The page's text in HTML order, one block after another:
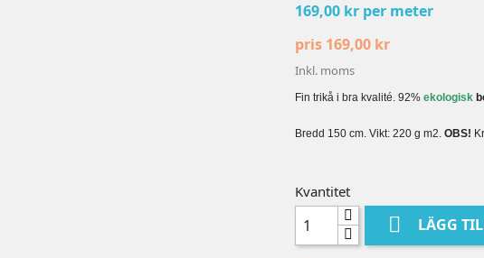
169,00 kr per meter
pris 169,00 kr
Inkl. moms
Fin trikå i bra kvalité. 92% ekologisk
Bredd 150 cm. Vikt: 220 g m2. OBS!
Kvantitet
 LÄGG